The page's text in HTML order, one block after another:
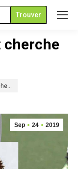
cherche
Sep 24 2019